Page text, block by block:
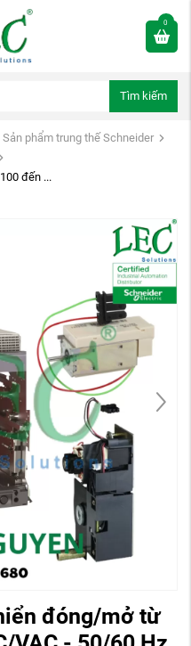
0
Tìm kiếm
Sản phẩm trung thế Schneider
đến ...
đóng/mở từ